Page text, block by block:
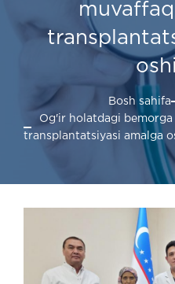
Bosh sahifa
Og'ir holatdagi
transplantatsiyasi amalga